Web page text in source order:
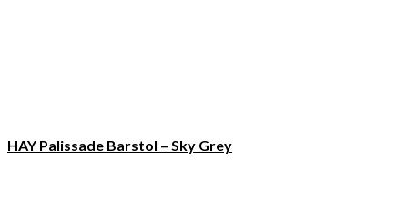
HAY Palissade Barstol – Sky Grey